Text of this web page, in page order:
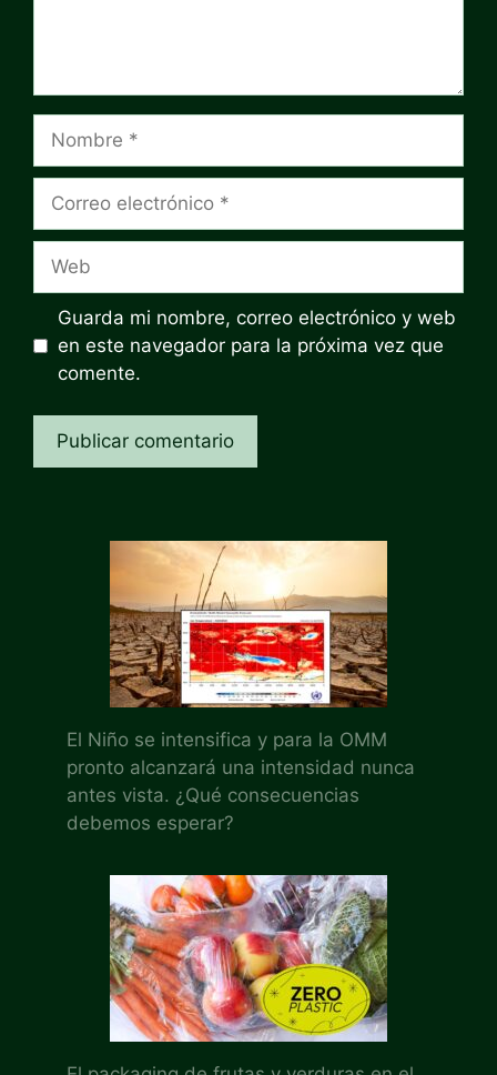
electrónico
Guarda mi nombre, correo electrónico y web
en este navegador para la próxima vez que
comente.
El Niño se intensifica y para la OMM
pronto alcanzará una intensidad nunca
antes vista. ¿Qué consecuencias
debemos esperar?